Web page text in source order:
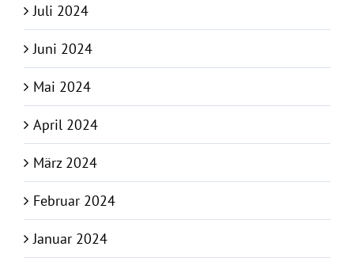
Juli 2024
Juni 2024
Mai 2024
April 2024
März 2024
Februar 2024
Januar 2024